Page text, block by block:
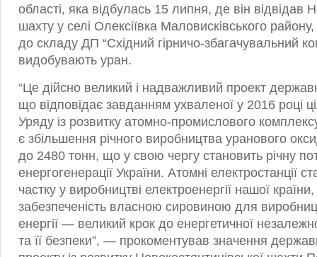
області, яка відбулась 15 липня, де він відвідав
шахту у селі Олексіївка Маловисківського
до складу ДП “Східний гірничо-збагачувальний
видобувають уран.
“Це дійсно великий і надважливий проект
що відповідає завданням ухваленої у 2016 році
Уряду із розвитку атомно-промислового
є збільшення річного виробництва уранового
до 2480 тонн, що у свою чергу становить річну
енергогенерації України. Атомні електростанції
частку у виробництві електроенергії нашої
забезпеченість власною сировиною для
енергії — великий крок до енергетичної
та її безпеки”, — прокоментував значення